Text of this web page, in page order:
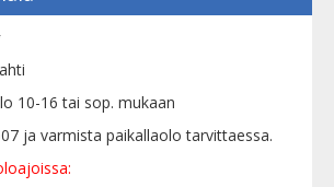
10-16 tai sop. mukaan
ja varmista paikallaolo tarvittaessa.